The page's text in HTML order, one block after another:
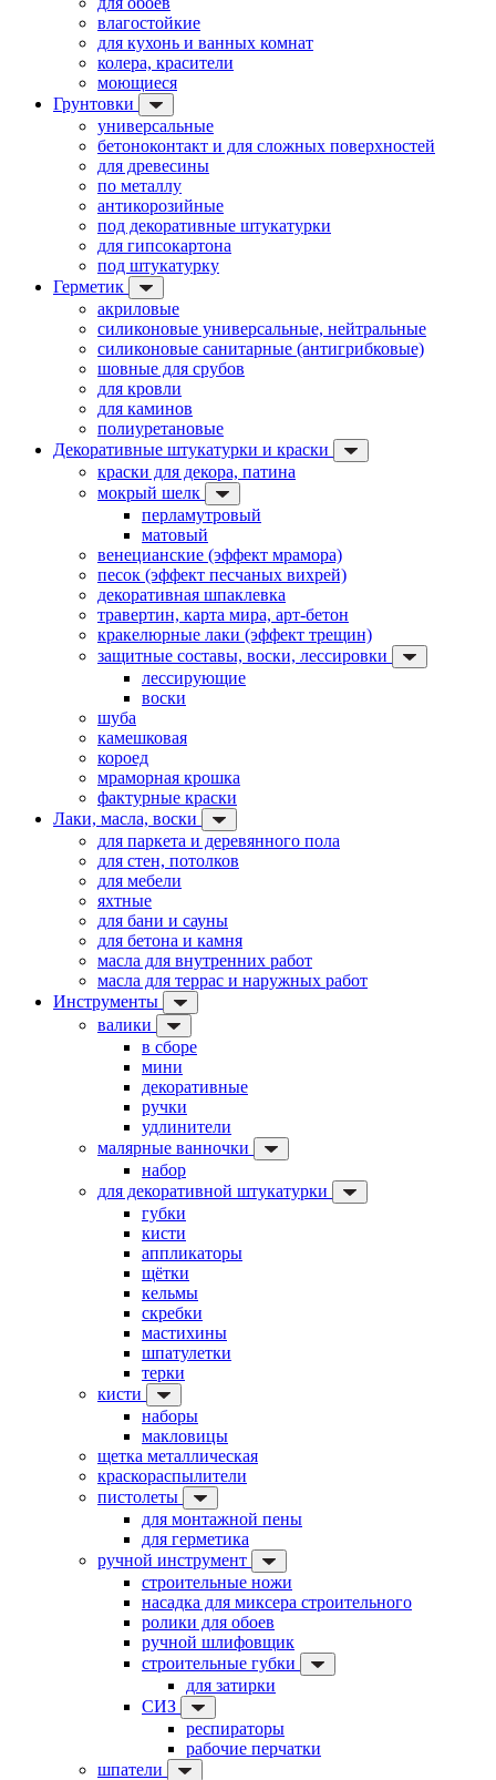
влагостойкие
для кухонь и ванных комнат
колера, красители
моющиеся
Грунтовки
универсальные
бетоноконтакт и для сложных поверхностей
для древесины
по металлу
антикорозийные
под декоративные штукатурки
для гипсокартона
под штукатурку
Герметик
акриловые
силиконовые универсальные, нейтральные
силиконовые санитарные (антигрибковые)
шовные для срубов
для кровли
для каминов
полиуретановые
Декоративные штукатурки и краски
краски для декора, патина
мокрый шелк
перламутровый
матовый
венецианские (эффект мрамора)
песок (эффект песчаных вихрей)
декоративная шпаклевка
травертин, карта мира, арт-бетон
кракелюрные лаки (эффект трещин)
защитные составы, воски, лессировки
лессирующие
воски
шуба
камешковая
короед
мраморная крошка
фактурные краски
Лаки, масла, воски
для паркета и деревянного пола
для стен, потолков
для мебели
яхтные
для бани и сауны
для бетона и камня
масла для внутренних работ
масла для террас и наружных работ
Инструменты
валики
в сборе
мини
декоративные
ручки
удлинители
малярные ванночки
набор
для декоративной штукатурки
губки
кисти
аппликаторы
щётки
кельмы
скребки
мастихины
шпатулетки
терки
кисти
наборы
макловицы
щетка металлическая
краскораспылители
пистолеты
для монтажной пены
для герметика
ручной инструмент
строительные ножи
насадка для миксера строительного
ролики для обоев
ручной шлифовщик
строительные губки
для затирки
СИЗ
респираторы
рабочие перчатки
шпатели